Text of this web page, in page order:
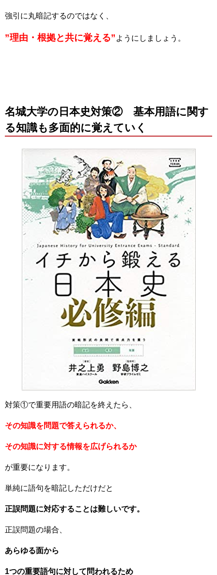
強引に丸暗記するのではなく、
”理由・根拠と共に覚える”ようにしましょう。
名城大学の日本史対策② 基本用語に関す
る知識も多面的に覚えていく
対策①で重要用語の暗記を終えたら、
その知識を問題で答えられるか、
その知識に対する情報を広げられるか
が重要になります。
単純に語句を暗記しただけだと
正誤問題に対応することは難しいです。
正誤問題の場合、
あらゆる面から
1つの重要語句に対して問われるため